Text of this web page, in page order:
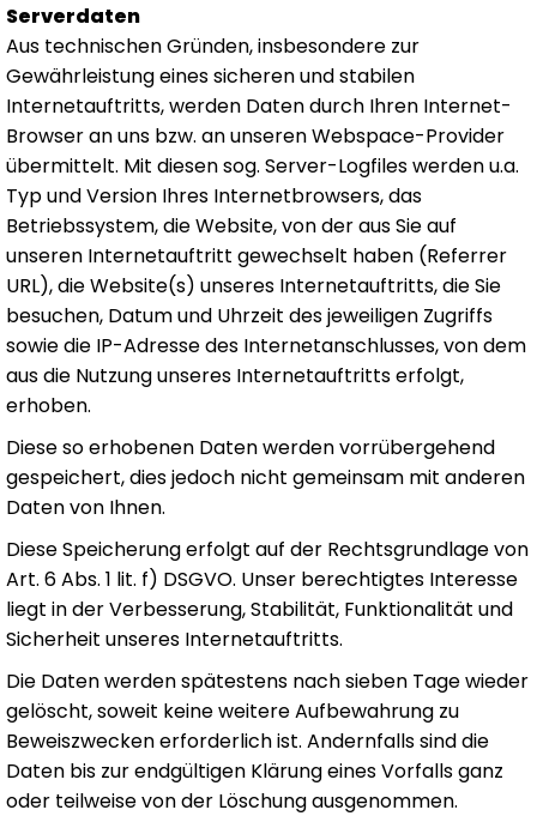
Serverdaten
Aus technischen Gründen, insbesondere zur
Gewährleistung eines sicheren und stabilen
Internetauftritts, werden Daten durch Ihren Internet-
Browser an uns bzw. an unseren Webspace-Provider
übermittelt. Mit diesen sog. Server-Logfiles werden u.a.
Typ und Version Ihres Internetbrowsers, das
Betriebssystem, die Website, von der aus Sie auf
unseren Internetauftritt gewechselt haben (Referrer
URL), die Website(s) unseres Internetauftritts, die Sie
besuchen, Datum und Uhrzeit des jeweiligen Zugriffs
sowie die IP-Adresse des Internetanschlusses, von dem
aus die Nutzung unseres Internetauftritts erfolgt,
erhoben.
Diese so erhobenen Daten werden vorrübergehend
gespeichert, dies jedoch nicht gemeinsam mit anderen
Daten von Ihnen.
Diese Speicherung erfolgt auf der Rechtsgrundlage von
Art. 6 Abs. 1 lit. f) DSGVO. Unser berechtigtes Interesse
liegt in der Verbesserung, Stabilität, Funktionalität und
Sicherheit unseres Internetauftritts.
Die Daten werden spätestens nach sieben Tage wieder
gelöscht, soweit keine weitere Aufbewahrung zu
Beweiszwecken erforderlich ist. Andernfalls sind die
Daten bis zur endgültigen Klärung eines Vorfalls ganz
oder teilweise von der Löschung ausgenommen.